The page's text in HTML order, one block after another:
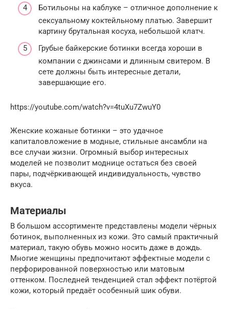
Ботильоны на каблуке – отличное дополнение к
сексуальному коктейльному платью. Завершит
картину брутальная косуха, небольшой клатч.
Грубые байкерские ботинки всегда хороши в
компании с джинсами и длинным свитером. В
сете должны быть интересные детали,
завершающие его.
https://youtube.com/watch?v=4tuXu7ZwuY0
Женские кожаные ботинки – это удачное
капиталовложение в модные, стильные ансамбли на
все случаи жизни. Огромный выбор интересных
моделей не позволит моднице остаться без своей
пары, подчёркивающей индивидуальность, чувство
вкуса.
Материалы
В большом ассортименте представлены модели чёрных
ботинок, выполненных из кожи. Это самый практичный
материал, такую обувь можно носить даже в дождь.
Многие женщины предпочитают эффектные модели с
перфорированной поверхностью или матовым
оттенком. Последней тенденцией стал эффект потёртой
кожи, который предаёт особенный шик обуви.